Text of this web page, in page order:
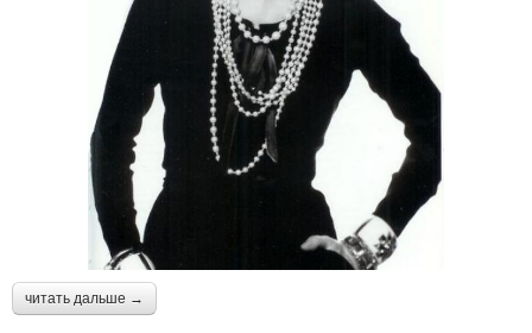
читать дальше →